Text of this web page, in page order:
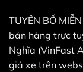
TUYÊN BỐ
bán hàng trực
Nghĩa (VinFast
giá xe trên